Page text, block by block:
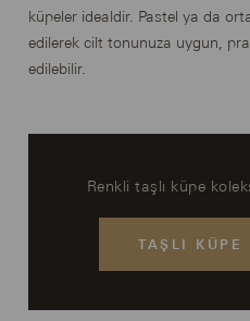
küpeler idealdir. Pastel ya da
edilerek cilt tonunuza uygun,
edilebilir.
Renkli taşlı küpe
TAŞLI KÜPE